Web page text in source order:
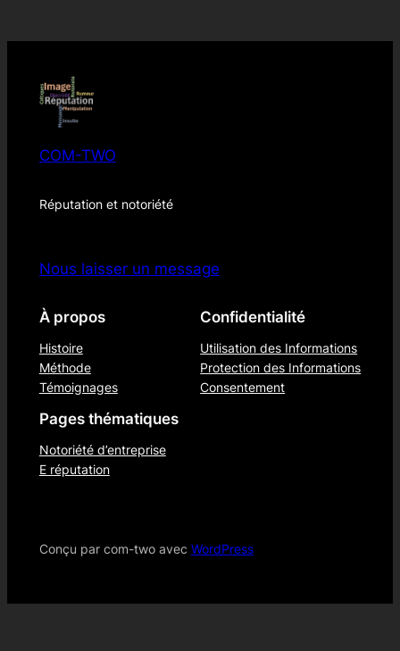
COM-TWO
Réputation et notoriété
Nous laisser un message
À propos
Histoire
Méthode
Témoignages
Confidentialité
Utilisation des Informations
Protection des Informations
Consentement
Pages thématiques
Notoriété d’entreprise
E réputation
Conçu par com-two avec WordPress